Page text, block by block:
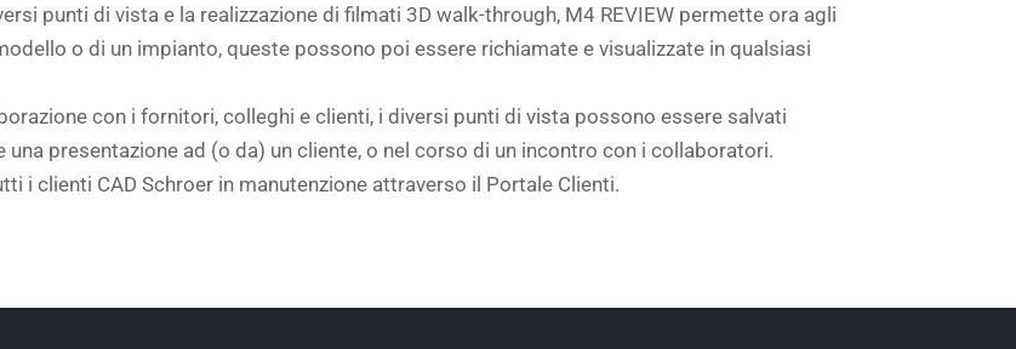
punti di vista e la realizzazione di filmati 3D walk-through, M4 REVIEW permette ora agli
o di un impianto, queste possono poi essere richiamate e visualizzate in qualsiasi
con i fornitori, colleghi e clienti, i diversi punti di vista possono essere salvati
presentazione ad (o da) un cliente, o nel corso di un incontro con i collaboratori.
i clienti CAD Schroer in manutenzione attraverso il Portale Clienti.